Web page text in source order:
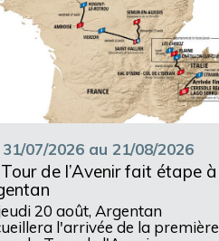
31/07/2026 au 21/08/2026
de l’Avenir fait étape à
20 août, Argentan
l'arrivée de la première